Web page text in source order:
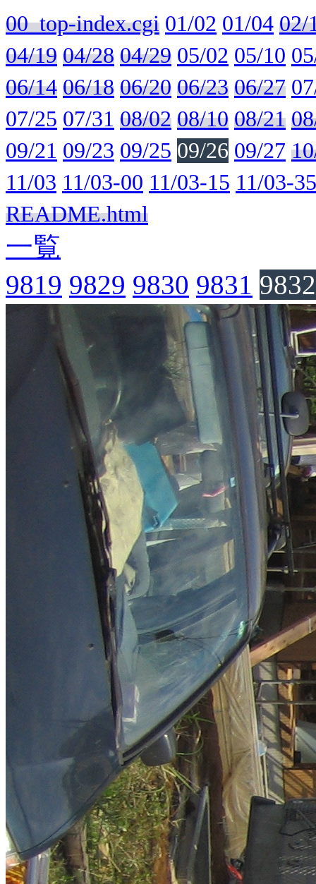
00_top-index.cgi 01/02 01/04 02/
04/19 04/28 04/29 05/02 05/10
06/14 06/18 06/20 06/23 06/27
07/25 07/31 08/02 08/10 08/21
09/21 09/23 09/25 09/26 09/27
11/03 11/03-00 11/03-15 11/03-35
README.html
一覧
9819 9829 9830 9831 9832